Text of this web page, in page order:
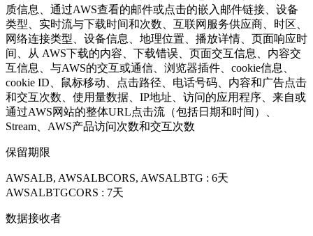
质信息、通过AWS查看的邮件或点击的嵌入邮件链接、设备
类型、实时流与下载时间和次数、互联网服务供应商、时区、
网络连接类型、设备信息、地理位置、播放详情、页面响应时
间、从 AWS下载的内容、下载错误、页面交互信息、内容交
互信息、与AWS的交互或通信、浏览器插件、cookie信息、
cookie ID、鼠标移动、点击路径、电话号码、内容和广告点击
和交互次数、使用量数据、IP地址、访问的应用程序、来自或
通过AWS网站的整体URL点击流（包括日期和时间）、
Stream、AWS产品访问次数和交互次数
保留期限
AWSALB, AWSALBCORS, AWSALBTG : 6天
AWSALBTGCORS : 7天
数据接收者